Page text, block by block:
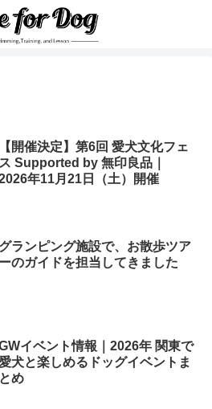
【開催決定】第6回 愛犬文化フェ
ス Supported by 無印良品｜
年11月21日（土）開催
グランピング施設で、お散歩ツア
ーのガイドを担当してきました
イベント情報｜2026年 関東で
犬と楽しめるドッグイベントま
とめ